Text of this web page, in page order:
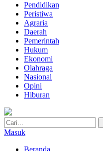
Pendidikan
Peristiwa
Agraria
Daerah
Pemerintah
Hukum
Ekonomi
Olahraga
Nasional
Opini
Hiburan
Masuk
Beranda